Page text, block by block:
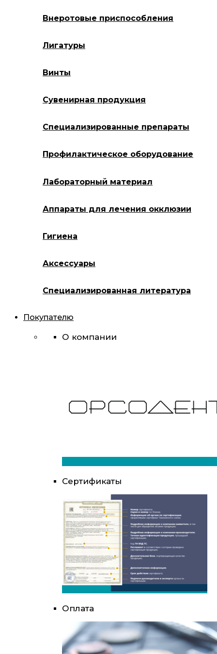
Внеротовые приспособления
Лигатуры
Винты
Сувенирная продукция
Специализированные препараты
Профилактическое оборудование
Лабораторный материал
Аппараты для лечения окклюзии
Гигиена
Аксессуары
Специализированная литература
Покупателю
О компании
Сертификаты
Оплата